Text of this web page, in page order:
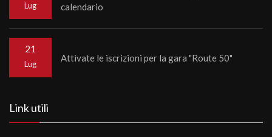
Lug
calendario
21
Lug
Attivate le iscrizioni per la gara "Route 50"
Link utili